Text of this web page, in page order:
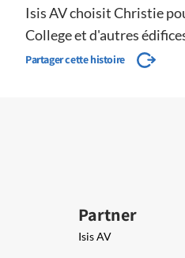
Isis AV choisit Christie
College et d'autres
Partager cette histoire
Partner
Isis AV